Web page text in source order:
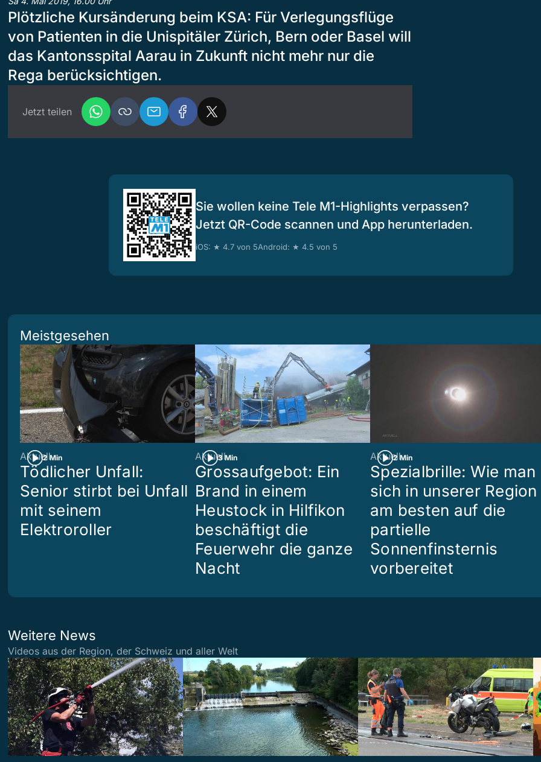
Plötzliche Kursänderung beim KSA: Für Verlegungsflüge
von Patienten in die Unispitäler Zürich, Bern oder Basel will
das Kantonsspital Aarau in Zukunft nicht mehr nur die
Rega berücksichtigen.
Jetzt teilen
Sie wollen keine Tele M1-Highlights verpassen?
Jetzt QR-Code scannen und App herunterladen.
iOS: ★ 4.7 von 5Android: ★ 4.5 von 5
Meistgesehen
2 Min
Aktuell
Tödlicher Unfall:
Senior stirbt bei Unfall
mit seinem
Elektroroller
3 Min
Aktuell
Grossaufgebot: Ein
Brand in einem
Heustock in Hilfikon
beschäftigt die
Feuerwehr die ganze
Nacht
2 Min
Aktuell
Spezialbrille: Wie man
sich in unserer Region
am besten auf die
partielle
Sonnenfinsternis
vorbereitet
Weitere News
Videos aus der Region, der Schweiz und aller Welt